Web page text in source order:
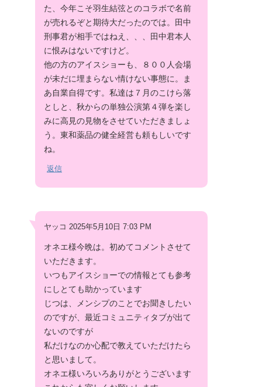
た、今年こそ羽生結弦とのコラボで名前
が売れるぞと期待大だったのでは。田中
刑事君が相手ではねえ、、、田中君本人
に恨みはないですけど。
他の方のアイスショーも、８００人会場
が未だに埋まらない情けない事態に。ま
あ自業自得です。私達は７月のこけら落
としと、秋からの単独公演第４弾を楽し
みに高見の見物をさせていただきましょ
う。東和薬品の健全経営も頼もしいです
ね。
返信
ヤッコ 2025年5月10日 7:03 PM
オネエ様今晩は。初めてコメントさせて
いただきます。
いつもアイスショーでの情報とても参考
にしとても助かっています
じつは、メンシプのことでお聞きしたい
のですが、最近コミュニティタブが出て
ないのですが
私だけなのか心配で教えていただけたら
と思いまして。
オネエ様いろいろありがとうございます